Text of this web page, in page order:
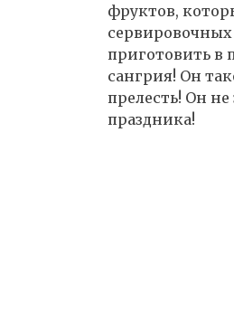
фруктов,
приготовить в
сангрия! Он
прелесть! Он
праздника!